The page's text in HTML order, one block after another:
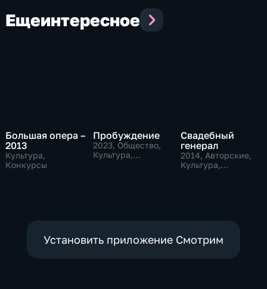
Ещеинтересное
Большая опера –
2013
Культура,
Конкурсы
Пробуждение
2023, Общество,
Культура,
Свадебный
генерал
2014, Авторские,
Культура,
Установить приложение Смотрим